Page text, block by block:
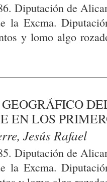
Diputación de
la Excma.
y lomo algo
EN LOS
Jesús Rafael
Diputación de
la Excma.